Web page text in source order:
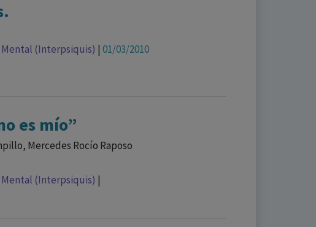
(Interpsiquis) | 01/03/2010
es mío”
Mercedes Rocío Raposo
(Interpsiquis) |